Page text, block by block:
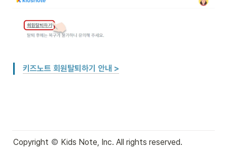
키즈노트 회원탈퇴하기 안내 >
Copyright
Kids Note, Inc. All rights reserved.